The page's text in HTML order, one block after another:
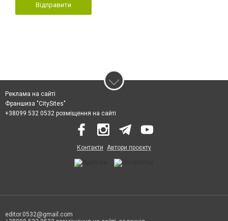
Відправити
Реклама на сайті
Франшиза "CitySites"
+38099 532 0532 розміщення на сайті
Контакти Автори проєкту
editor.0532@gmail.com